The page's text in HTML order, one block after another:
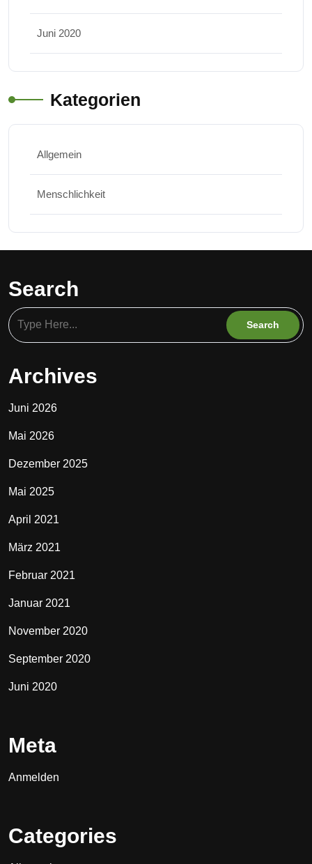
Juni 2020
Kategorien
Allgemein
Menschlichkeit
Search
Archives
Juni 2026
Mai 2026
Dezember 2025
Mai 2025
April 2021
März 2021
Februar 2021
Januar 2021
November 2020
September 2020
Juni 2020
Meta
Anmelden
Categories